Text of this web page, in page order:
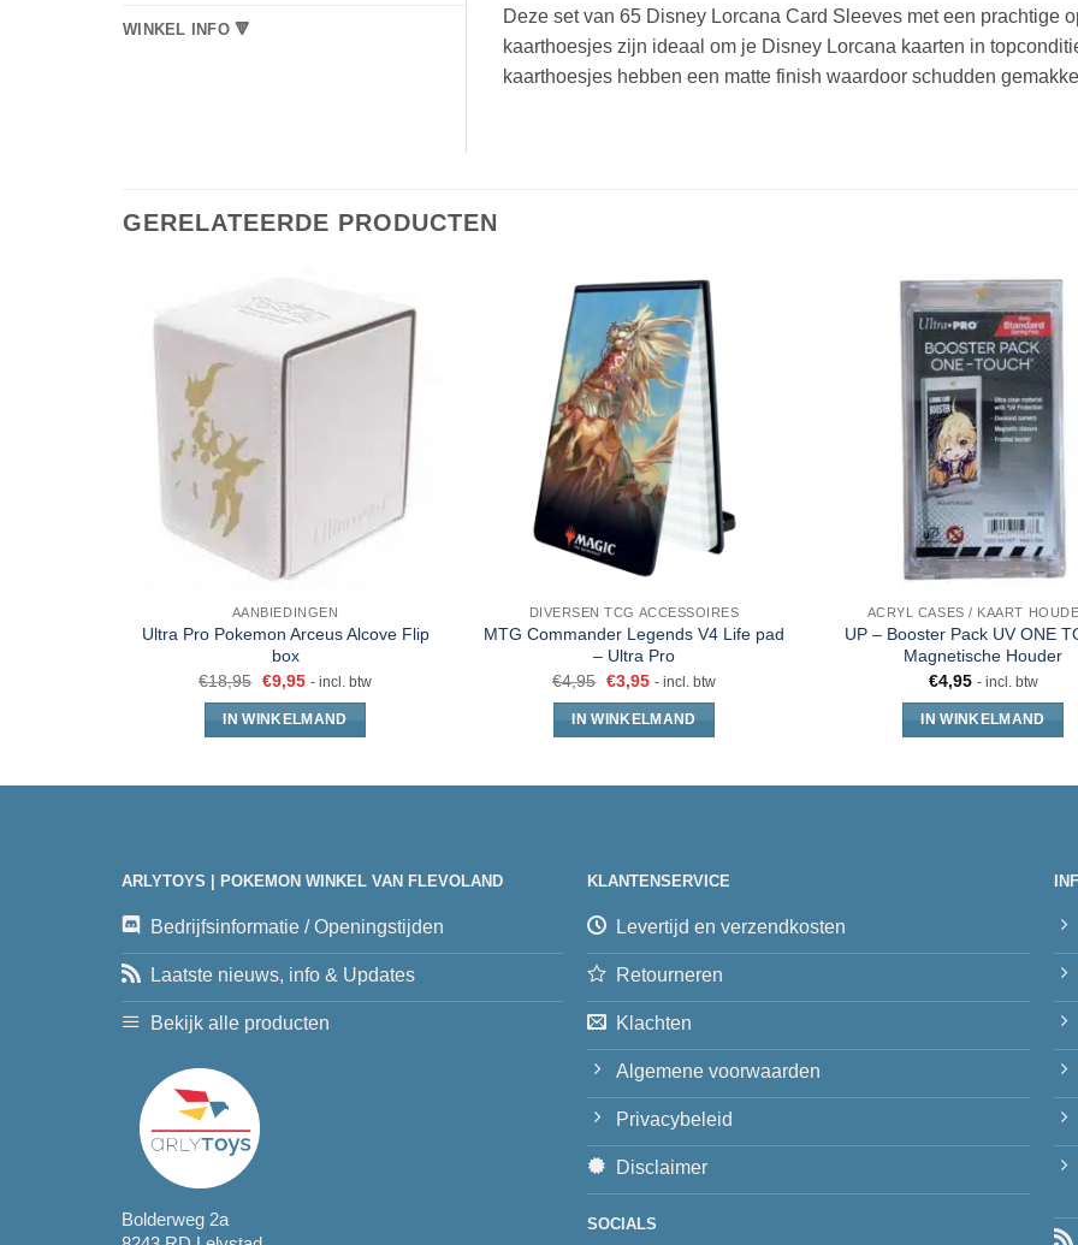
WINKEL INFO 🔻
Deze set van 65 Disney Lorcana Card Sleeves met een prachtige
kaarthoesjes zijn ideaal om je Disney Lorcana kaarten in
kaarthoesjes hebben een matte finish waardoor schudden
GERELATEERDE PRODUCTEN
AANBIEDINGEN
Ultra Pro Pokemon Arceus Alcove Flip
box
€18,95 €9,95 - incl. btw
IN WINKELMAND
DIVERSEN TCG ACCESSOIRES
MTG Commander Legends V4 Life pad
– Ultra Pro
€4,95 €3,95 - incl. btw
IN WINKELMAND
ACRYL CASES / KAART
UP – Booster Pack UV ONE
Magnetische Houder
€4,95 - incl. btw
IN WINKELMAND
ARLYTOYS | POKEMON WINKEL VAN FLEVOLAND
Bedrijfsinformatie / Openingstijden
Laatste nieuws, info & Updates
Bekijk alle producten
Bolderweg 2a
KLANTENSERVICE
Levertijd en verzendkosten
Retourneren
Klachten
Algemene voorwaarden
Privacybeleid
Disclaimer
SOCIALS